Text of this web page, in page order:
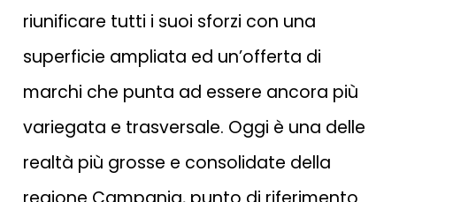
riunificare tutti i suoi sforzi con una
superficie ampliata ed un’offerta di
marchi che punta ad essere ancora più
variegata e trasversale. Oggi è una delle
realtà più grosse e consolidate della